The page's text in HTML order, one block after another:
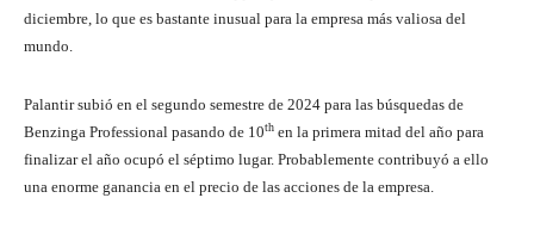
diciembre, lo que es bastante inusual para la empresa más valiosa del
mundo.
Palantir subió en el segundo semestre de 2024 para las búsquedas de
Benzinga Professional pasando de 10th en la primera mitad del año para
finalizar el año ocupó el séptimo lugar. Probablemente contribuyó a ello
una enorme ganancia en el precio de las acciones de la empresa.